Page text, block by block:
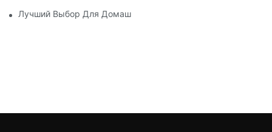
Лучший Выбор Для Домашней Вышивки: Лучшая